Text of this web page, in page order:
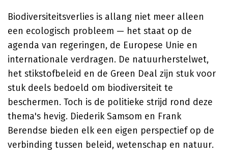
Biodiversiteitsverlies is allang niet meer alleen
een ecologisch probleem — het staat op de
agenda van regeringen, de Europese Unie en
internationale verdragen. De natuurherstelwet,
het stikstofbeleid en de Green Deal zijn stuk voor
stuk deels bedoeld om biodiversiteit te
beschermen. Toch is de politieke strijd rond deze
thema's hevig. Diederik Samsom en Frank
Berendse bieden elk een eigen perspectief op de
verbinding tussen beleid, wetenschap en natuur.